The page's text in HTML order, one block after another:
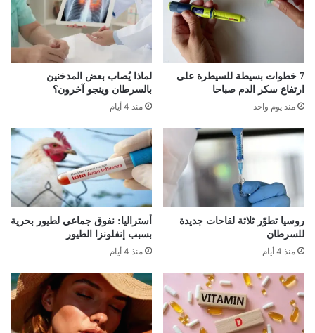
7 خطوات بسيطة للسيطرة على
ارتفاع سكر الدم صباحا
منذ يوم واحد
لماذا يُصاب بعض المدخنين
بالسرطان وينجو آخرون؟
منذ 4 أيام
روسيا تطوّر ثلاثة لقاحات جديدة
للسرطان
منذ 4 أيام
أستراليا: نفوق جماعي لطيور بحرية
بسبب إنفلونزا الطيور
منذ 4 أيام